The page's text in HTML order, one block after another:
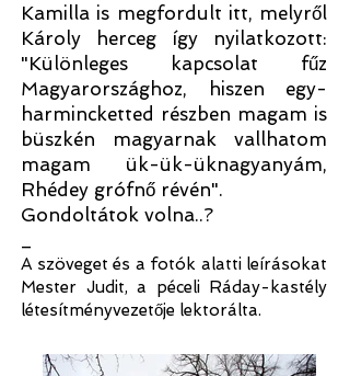
Kamilla is megfordult itt, melyről
Károly herceg így nyilatkozott:
"Különleges kapcsolat fűz
Magyarországhoz, hiszen egy-
harmincketted részben magam is
büszkén magyarnak vallhatom
magam ük-ük-üknagyanyám,
Rhédey grófnő révén".
Gondoltátok volna..?
_
A szöveget és a fotók alatti leírásokat
Mester Judit, a péceli Ráday-kastély
létesítményvezetője lektorálta.